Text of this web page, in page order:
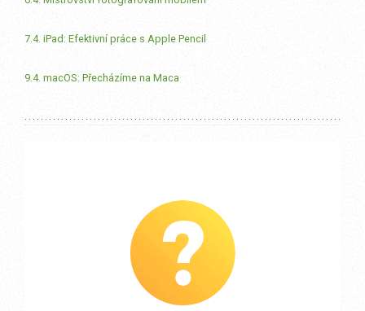
7.4. iPad: Efektivní práce s Apple Pencil
9.4. macOS: Přecházíme na Maca